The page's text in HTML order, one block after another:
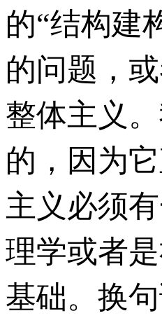
的“结构建
的问题，
整体主义
的，因为
主义必须
理学或者
基础。换